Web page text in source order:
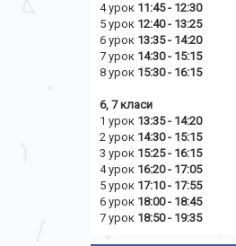
4 урок 11:45 - 12:30
5 урок 12:40 - 13:25
6 урок 13:35 - 14:20
7 урок 14:30 - 15:15
8 урок 15:30 - 16:15
6, 7 класи
1 урок 13:35 - 14:20
2 урок 14:30 - 15:15
3 урок 15:25 - 16:15
4 урок 16:20 - 17:05
5 урок 17:10 - 17:55
6 урок 18:00 - 18:45
7 урок 18:50 - 19:35